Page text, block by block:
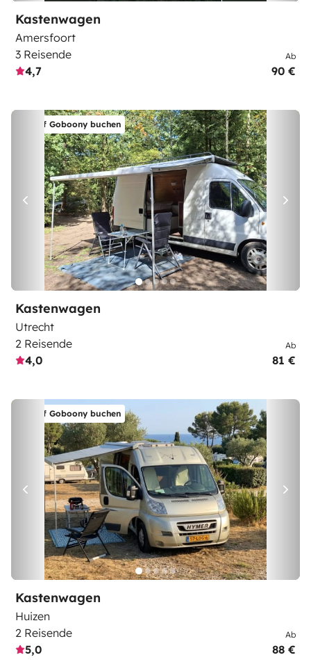
Kastenwagen
Amersfoort
3 Reisende
4,7
Ab
90 €
Auf Goboony buchen
Kastenwagen
Utrecht
2 Reisende
4,0
Ab
81 €
Auf Goboony buchen
Kastenwagen
Huizen
2 Reisende
5,0
Ab
88 €